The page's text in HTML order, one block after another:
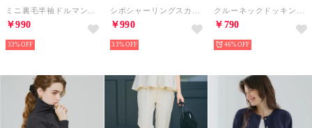
ミニ裏毛半袖ドルマンクロップドトップス （Ivory）
￥990
33%
シボシャーリングスカート （Brown）
￥990
33%
クルーネックドッキングギャザートップス （Black）
￥790
46%